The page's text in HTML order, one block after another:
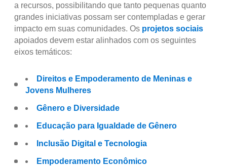
a recursos, possibilitando que tanto pequenas quanto
grandes iniciativas possam ser contempladas e gerar
impacto em suas comunidades. Os projetos sociais
apoiados devem estar alinhados com os seguintes
eixos temáticos:
Direitos e Empoderamento de Meninas e
Jovens Mulheres
Gênero e Diversidade
Educação para Igualdade de Gênero
Inclusão Digital e Tecnologia
Empoderamento Econômico